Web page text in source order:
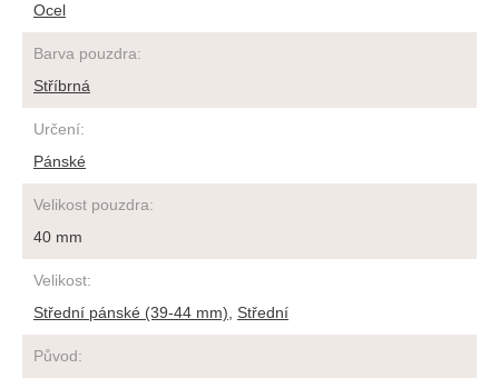
Ocel
Barva pouzdra:
Stříbrná
Určení:
Pánské
Velikost pouzdra:
40 mm
Velikost:
Střední pánské (39-44 mm)
Střední
Původ: